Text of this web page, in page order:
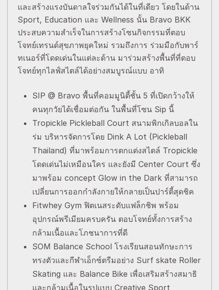
และสร้างแรงบันดาลใจร่วมกันได้ในที่เดียว โดยในด้าน
Sport, Education และ Wellness นั้น Bravo BKK
ประสบความสำเร็จในการสร้างโซนกิจกรรมที่ตอบ
โจทย์เทรนด์สุขภาพยุคใหม่ รวมถึงการ ร่วมมือกับพาร์
ทเนอร์ที่โดดเด่นในแต่ละด้าน มาร่วมสร้างพื้นที่ที่ตอบ
โจทย์ทุกไลฟ์สไตล์ได้อย่างสมบูรณ์แบบ อาทิ
SIP @ Bravo พื้นที่คอมมูนิตี้ชั้น 5 ที่เปิดกว้างให้
คนทุกวัยได้เชื่อมต่อกัน ในพื้นที่โซน Sip นี้
Tropickle Pickleball Court สนามพิกเกิลบอลใน
ร่ม บริหารจัดการโดย Dink A Lot (Pickleball
Thailand) ที่มาพร้อมการตกแต่งสไตล์ Tropickle
โดดเด่นไม่เหมือนใคร และยังมี Center Court ซึ่ง
มาพร้อม concept Glow in the Dark ที่สามารถ
เปลี่ยนการออกกำลังกายให้กลายเป็นปาร์ตี้สุดชิค
Fitwhey Gym ฟิตเนสระดับแฟล็กชิพ พร้อม
อุปกรณ์พรีเมียมครบครัน ตอบโจทย์ทั้งการสร้าง
กล้ามเนื้อและโภชนาการที่ดี
SOM Balance School โรงเรียนสอนทักษะการ
ทรงตัวและกีฬาเอ็กซ์ตรีมอย่าง Surf skate Roller
Skating และ Balance Bike เพื่อเสริมสร้างสมาธิ
และกล้ามเนื้อในรูปแบบ Creative Sport